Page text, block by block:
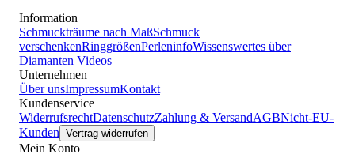
Information
Schmuckträume nach MaßSchmuck
verschenkenRinggrößenPerleninfoWissenswertes über
Diamanten Videos
Unternehmen
Über unsImpressumKontakt
Kundenservice
WiderrufsrechtDatenschutzZahlung & VersandAGBNicht-EU-
Kunden Vertrag widerrufen
Mein Konto